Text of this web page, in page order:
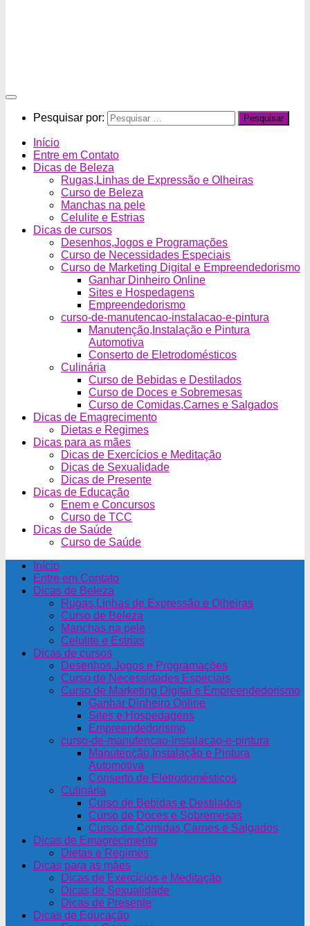
Pesquisar por:
Início
Entre em Contato
Dicas de Beleza
Rugas,Linhas de Expressão e Olheiras
Curso de Beleza
Manchas na pele
Celulite e Estrias
Dicas de cursos
Desenhos,Jogos e Programações
Curso de Necessidades Especiais
Curso de Marketing Digital e Empreendedorismo
Ganhar Dinheiro Online
Sites e Hospedagens
Empreendedorismo
curso-de-manutencao-instalacao-e-pintura
Manutenção,Instalação e Pintura
Automotiva
Conserto de Eletrodomésticos
Culinária
Curso de Bebidas e Destilados
Curso de Doces e Sobremesas
Curso de Comidas,Carnes e Salgados
Dicas de Emagrecimento
Dietas e Regimes
Dicas para as mães
Dicas de Exercícios e Meditação
Dicas de Sexualidade
Dicas de Presente
Dicas de Educação
Enem e Concursos
Curso de TCC
Dicas de Saúde
Curso de Saúde
Início
Entre em Contato
Dicas de Beleza
Rugas,Linhas de Expressão e Olheiras
Curso de Beleza
Manchas na pele
Celulite e Estrias
Dicas de cursos
Desenhos,Jogos e Programações
Curso de Necessidades Especiais
Curso de Marketing Digital e Empreendedorismo
Ganhar Dinheiro Online
Sites e Hospedagens
Empreendedorismo
curso-de-manutencao-instalacao-e-pintura
Manutenção,Instalação e Pintura
Automotiva
Conserto de Eletrodomésticos
Culinária
Curso de Bebidas e Destilados
Curso de Doces e Sobremesas
Curso de Comidas,Carnes e Salgados
Dicas de Emagrecimento
Dietas e Regimes
Dicas para as mães
Dicas de Exercícios e Meditação
Dicas de Sexualidade
Dicas de Presente
Dicas de Educação